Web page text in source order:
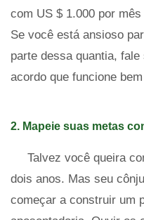
com US $ 1.000 por
Se você está ansioso
parte dessa quantia,
acordo que funcione
2. Mapeie suas metas
Talvez você queira
dois anos. Mas seu
começar a construir um